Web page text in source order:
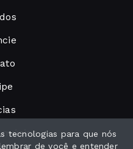
música
tecnologias para que nós
de você e entender